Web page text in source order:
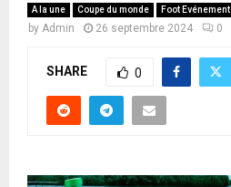
A la une Coupe du monde Foot Evénement
by Admin 26 septembre 2024 0
SHARE 0